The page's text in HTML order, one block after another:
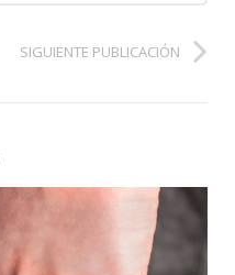
SIGUIENTE PUBLICACIÓN